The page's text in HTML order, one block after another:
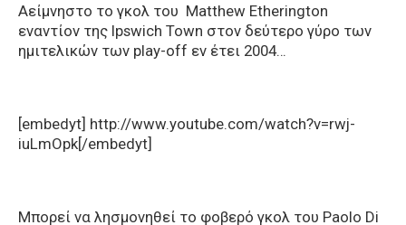
Αείμνηστο το γκολ του Matthew Etherington
εναντίον της Ipswich Town στον δεύτερο γύρο των
ημιτελικών των play-off εν έτει 2004…
[embedyt] http://www.youtube.com/watch?v=rwj-
iuLmOpk[/embedyt]
Μπορεί να λησμονηθεί το φοβερό γκολ του Paolo Di